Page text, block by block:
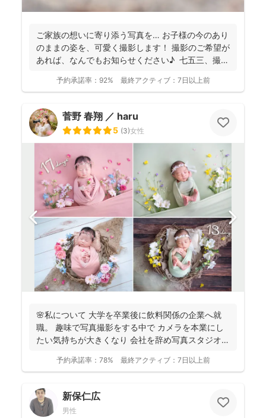
ご家族の想いに寄り添う写真を… お子様の今のあり
のままの姿を、可愛く撮影します！ 撮影のご希望が
あれば、なんでもお知らせください♪ 七五三、撮
予約承諾率： 92% 最終アクティブ： 7日以上前
菅野 春翔 ／ haru
5 (3)女性
🌸私について 大学を卒業後に飲料関係の企業へ就
職。 趣味で写真撮影をする中で カメラを本業にし
たい気持ちが大きくなり 会社を辞め写真スタジオへ
予約承諾率： 78% 最終アクティブ： 7日以上前
新保仁広
男性